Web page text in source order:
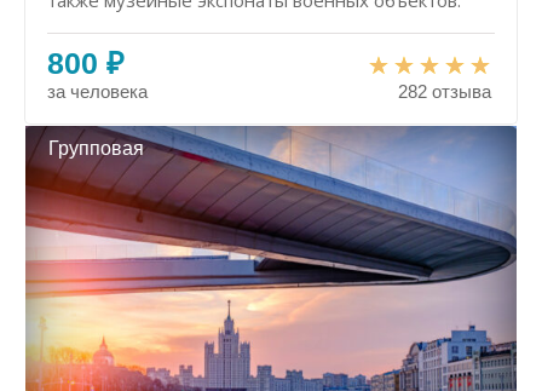
800 ₽
за человека 282 отзыва
Групповая